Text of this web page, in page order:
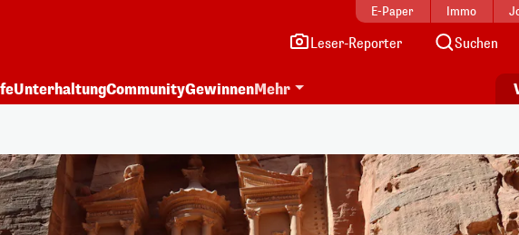
E-Paper Immo
Leser-Reporter Suchen
UnterhaltungCommunityGewinnenMehr